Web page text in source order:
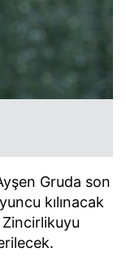
Gruda son
kılınacak
Zincirlikuyu